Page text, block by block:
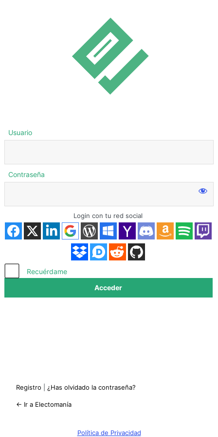
Acceder
Usuario
Contraseña
Login con tu red social
Recuérdame
Registro ¿Has olvidado la contraseña?
← Ir a Electomanía
Política de Privacidad